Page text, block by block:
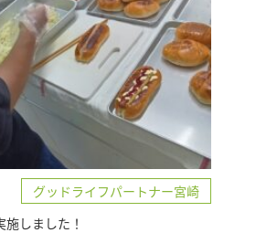
グッドライフパートナー宮崎
しました！